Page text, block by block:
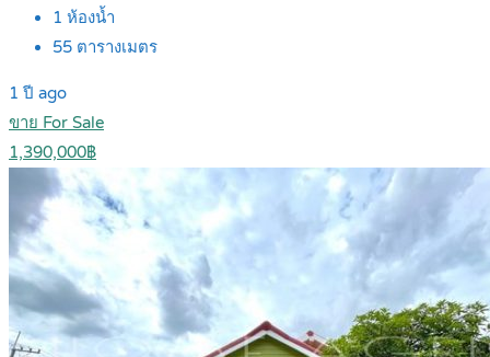
1 ห้องน้ำ
55 ตารางเมตร
1 ปี ago
ขาย For Sale
1,390,000฿